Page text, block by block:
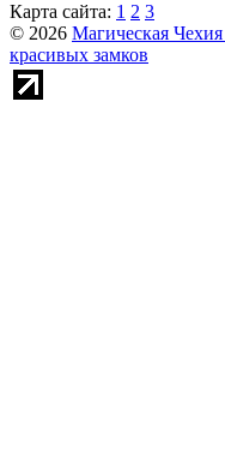
Карта сайта: 1 2 3
© 2026 Магическая
красивых замков